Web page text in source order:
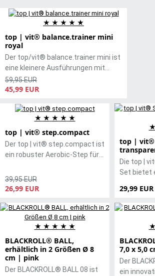
★ ★ ★ ★ ★
top | vit® balance.trainer mini
royal
59,95 EUR
45,99 EUR
Der top/vit® balance.trainer mini ist
eine kleinere Ausführungen mit
einem Ø von ca. 47 cm.
Er ermöglicht ein vielseitiges und
ganzen Körper sowie ein Balance-
und Konditionstraining. Der
Schwierigkeitsgrad kann durch eine
individuelle Druckregulierung
bestimmt werden. Der Halbball von
ein Training mit Trampolineffekt.
Erhältlich ist er in zwei dezenten
Farben: schwarz u. royalblau
Produktdetails zur Kräftigung von
Muskulatur, Stärkung des
Gleichgewichts, Durchführung von
Koordinations- und
Geschicklichkeitsübungen
beidseitig benutzbar
★ ★ ★ ★ ★
top | vit® step.compact
39,95 EUR
26,99 EUR
Der top | vit® step.compact ist
ein robuster Aerobic-Step für
Die 3-fache Höhenverstellung
(10 cm, 15 cm, 25 cm) erlaubt
Intensität und
Bewegungsumfang. Die
rutschfeste Oberfläche sorgt
für sicheren Halt – auch bei
schnellen Intervallen und
Richtungswechseln. Mit 80 ×
30 cm Standfläche, bis ca. 200
★
top | vit®
29,99 EUR
Die top |
Set bietet
Halt. Die
fügt sich
Raum ein
★ ★ ★ ★ ★
BLACKROLL® BALL,
erhältlich in 2 Größen Ø 8
cm | pink
Der BLACKROLL® BALL 08 ist
★
7,0 x 5,0
Der
ein